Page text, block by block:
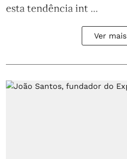
esta tendência int ...
Ver mais